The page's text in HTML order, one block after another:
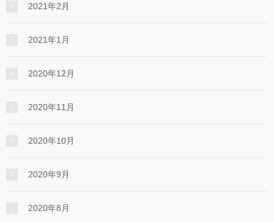
2021年2月
2021年1月
2020年12月
2020年11月
2020年10月
2020年9月
2020年8月